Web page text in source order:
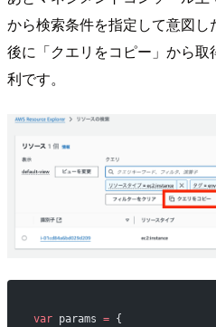
から検索条件を指定して意図
後に「クエリをコピー」から
利です。
var params = {